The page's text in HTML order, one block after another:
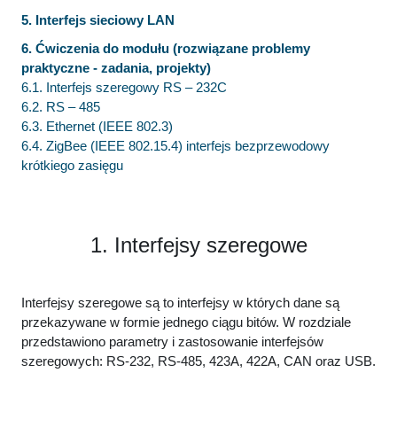
5. Interfejs sieciowy LAN
6. Ćwiczenia do modułu (rozwiązane problemy
praktyczne - zadania, projekty)
6.1. Interfejs szeregowy RS – 232C
6.2. RS – 485
6.3. Ethernet (IEEE 802.3)
6.4. ZigBee (IEEE 802.15.4) interfejs bezprzewodowy
krótkiego zasięgu
1. Interfejsy szeregowe
Interfejsy szeregowe są to interfejsy w których dane są
przekazywane w formie jednego ciągu bitów. W rozdziale
przedstawiono parametry i zastosowanie interfejsów
szeregowych: RS-232, RS-485, 423A, 422A, CAN oraz USB.